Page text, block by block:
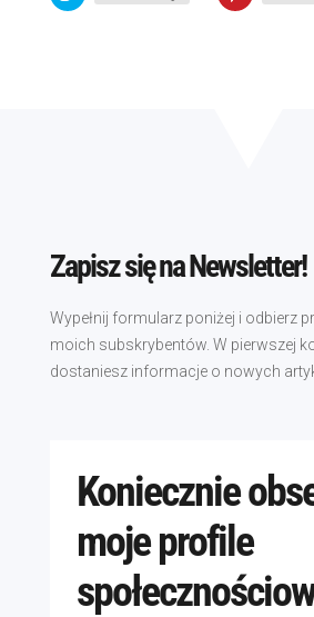
Zapisz się na Newsletter!
Wypełnij formularz poniżej i odbierz
moich subskrybentów. W pierwszej
dostaniesz informacje o nowych
Koniecznie
moje profile